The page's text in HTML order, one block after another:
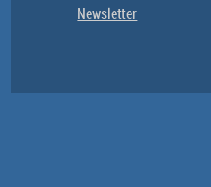
Newsletter